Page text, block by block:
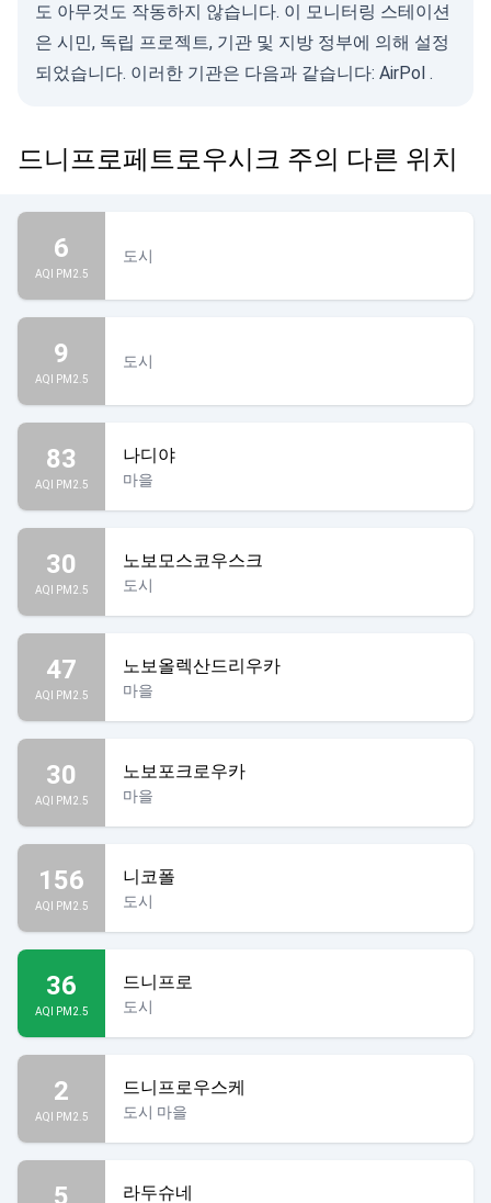
도 아무것도 작동하지 않습니다. 이 모니터링 스테이션
은 시민, 독립 프로젝트, 기관 및 지방 정부에 의해 설정
되었습니다. 이러한 기관은 다음과 같습니다: AirPol .
드니프로페트로우시크 주의 다른 위치
6
AQI PM2.5
도시
9
AQI PM2.5
도시
83
AQI PM2.5
나디야
마을
30
AQI PM2.5
노보모스코우스크
도시
47
AQI PM2.5
노보올렉산드리우카
마을
30
AQI PM2.5
노보포크로우카
마을
156
AQI PM2.5
니코폴
도시
36
AQI PM2.5
드니프로
도시
2
AQI PM2.5
드니프로우스케
도시 마을
5 라두슈네